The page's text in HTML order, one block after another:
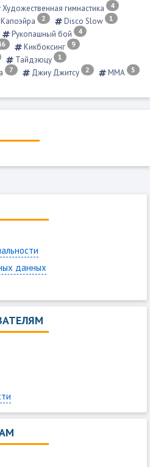
Художественная гимнастика 4
Капоэйра 2 Disco Slow 1
Рукопашный бой 4
Кикбоксинг 9
Тайдзюцу 1
7 Джиу Джитсу 2 ММА 5
данных